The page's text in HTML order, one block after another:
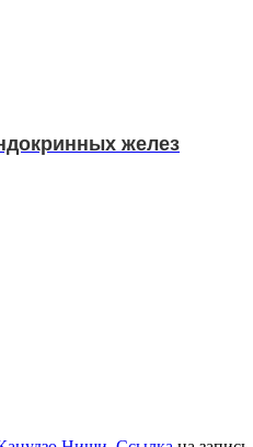
желез